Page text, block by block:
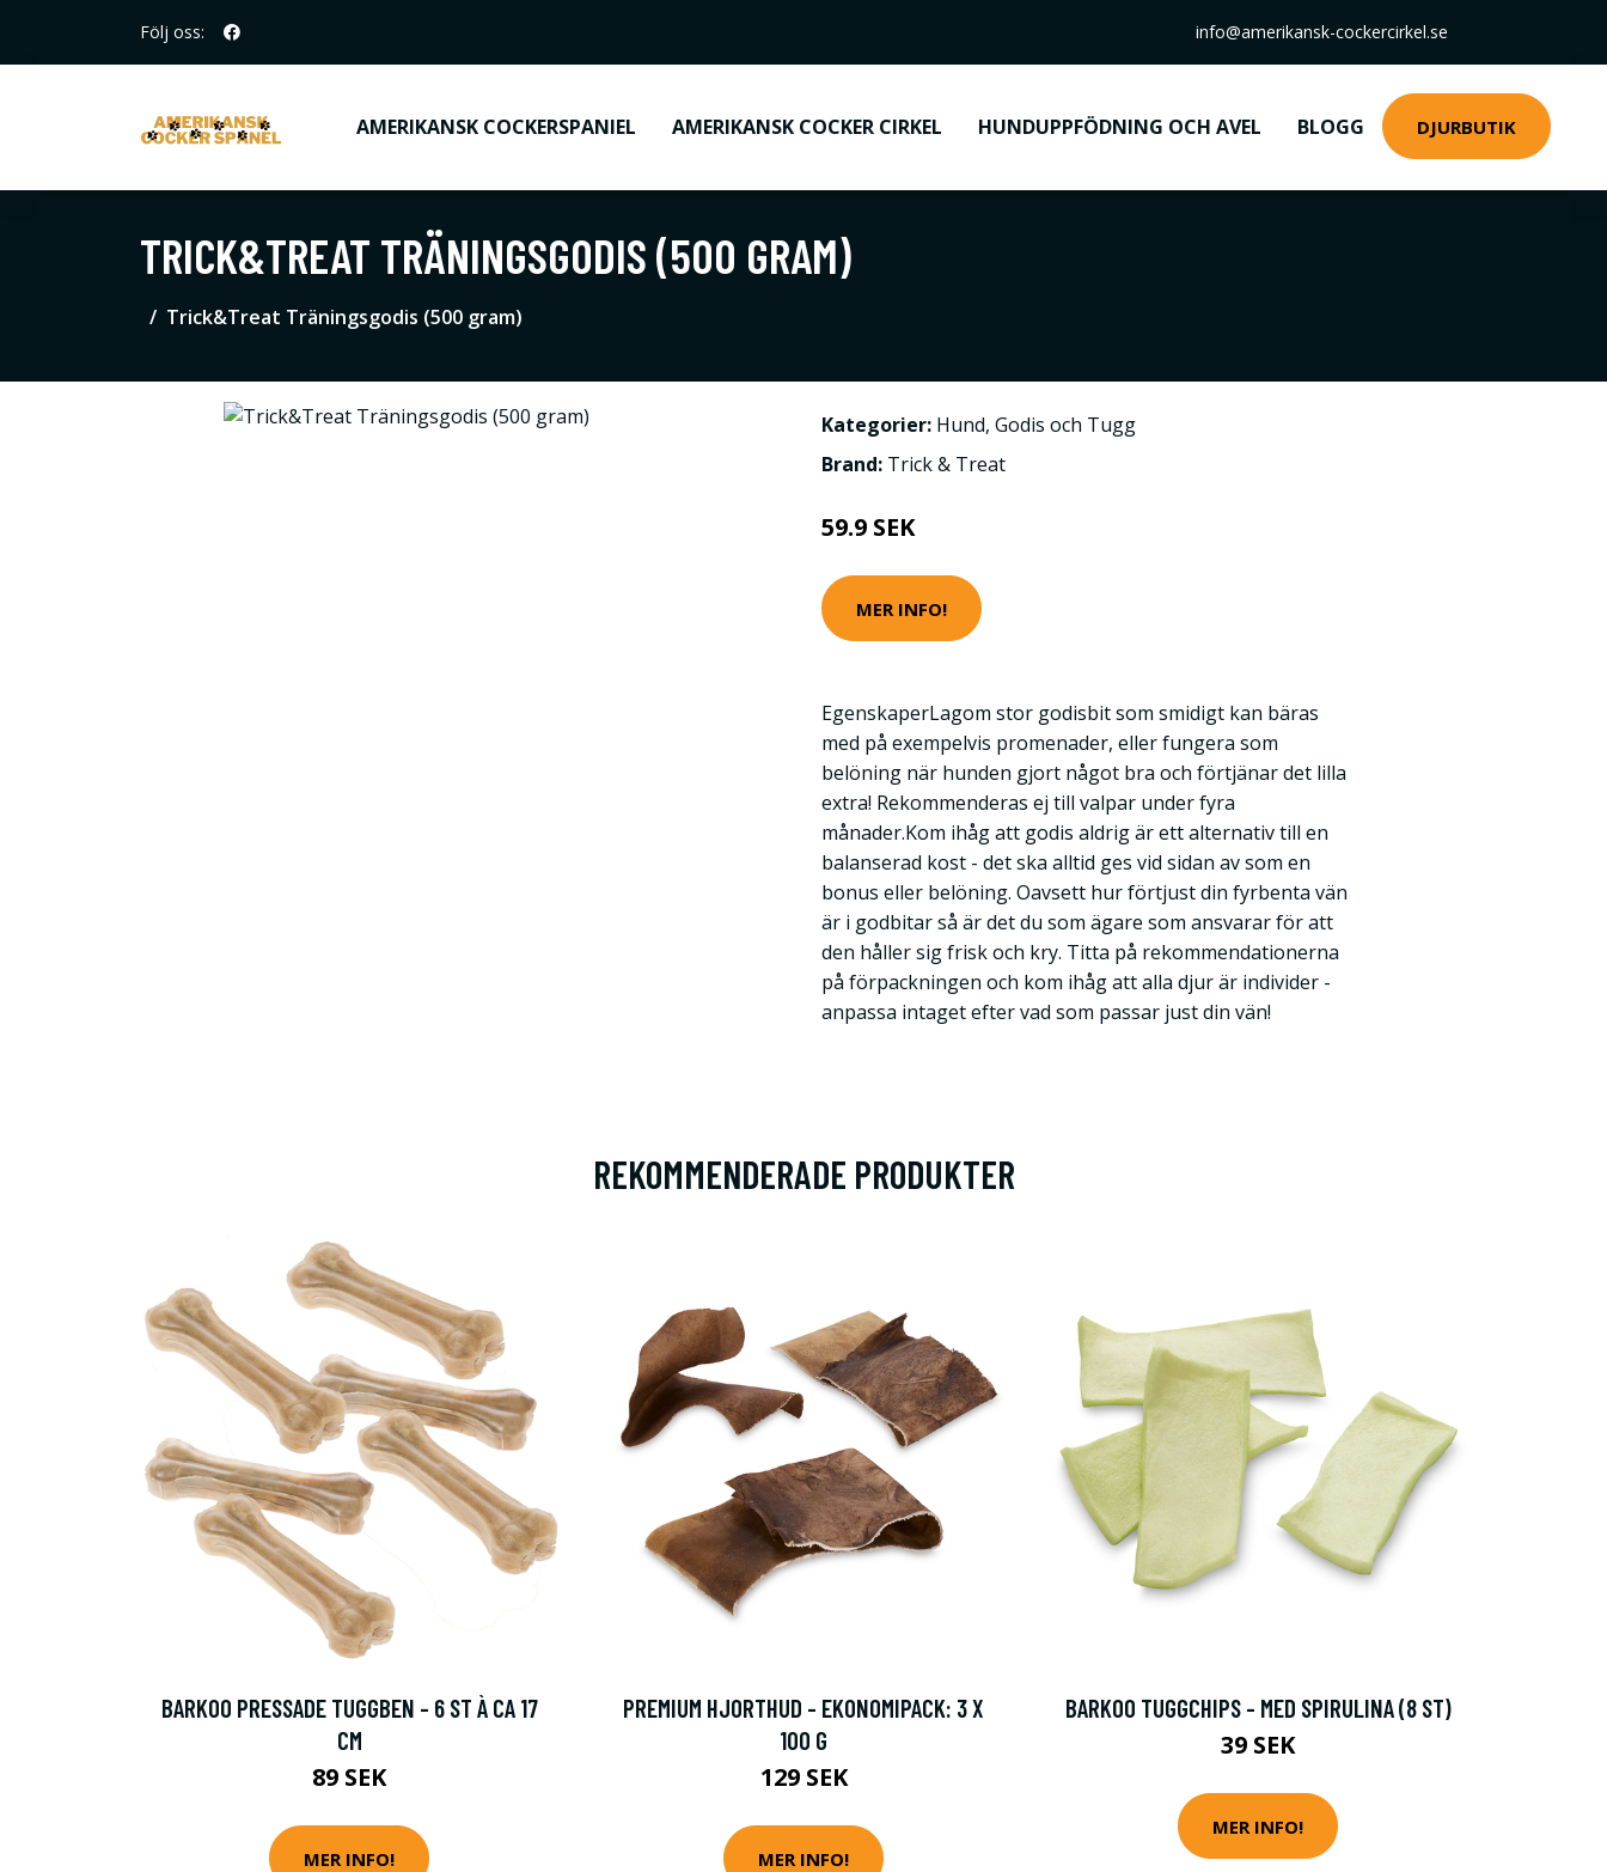
Följ oss: info@amerikansk-cockercirkel.se
AMERIKANSK COCKERSPANIEL AMERIKANSK COCKER CIRKEL HUNDUPPFÖDNING OCH AVEL BLOGG DJURBUTIK
TRICK&TREAT TRÄNINGSGODIS (500 GRAM)
Trick&Treat Träningsgodis (500 gram)
Kategorier: Hund, Godis och Tugg
Brand: Trick & Treat
59.9 SEK
MER INFO!
EgenskaperLagom stor godisbit som smidigt kan bäras
med på exempelvis promenader, eller fungera som
belöning när hunden gjort något bra och förtjänar det lilla
extra! Rekommenderas ej till valpar under fyra
månader.Kom ihåg att godis aldrig är ett alternativ till en
balanserad kost - det ska alltid ges vid sidan av som en
bonus eller belöning. Oavsett hur förtjust din fyrbenta vän
är i godbitar så är det du som ägare som ansvarar för att
den håller sig frisk och kry. Titta på rekommendationerna
på förpackningen och kom ihåg att alla djur är individer -
anpassa intaget efter vad som passar just din vän!
REKOMMENDERADE PRODUKTER
BARKOO PRESSADE TUGGBEN - 6 ST À CA 17
CM
89 SEK
MER INFO!
PREMIUM HJORTHUD - EKONOMIPACK: 3 X
100 G
129 SEK
MER INFO!
BARKOO TUGGCHIPS - MED SPIRULINA (8 ST)
39 SEK
MER INFO!